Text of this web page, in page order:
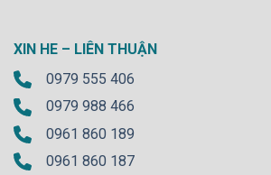
XIN HE – LIÊN THUẬN
0979 555 406
0979 988 466
0961 860 189
0961 860 187